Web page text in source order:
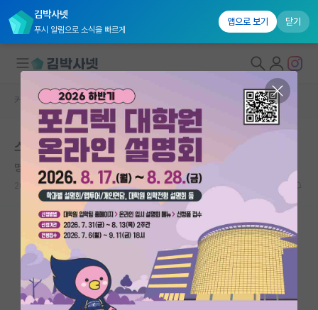
김박사넷
푸시 알림으로 소식을 빠르게
앱으로 보기 닫기
대학원생 모집
국내대학원 정보
연구실&오픈랩
커뮤니티
커뮤니티 홈
전체글보기
베스트 게시판
커뮤니티 홈 자유 게시판(아무개랩)
스승의 날 지도교수님 선물
명석한 박경리
2024.05.14 0 3343